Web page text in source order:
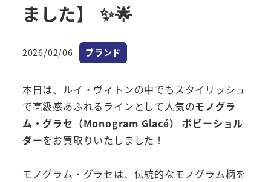
ました】 ✨🌟
投稿日
2026/02/06 カテゴリー
ブランド
本日は、ルイ・ヴィトンの中でもスタイリッシュ
で高級感あふれるラインとして人気のモノグラ
ム・グラセ（Monogram Glacé） ボビーショル
ダーをお買取りいたしました！
モノグラム・グラセは、伝統的なモノグラム柄を